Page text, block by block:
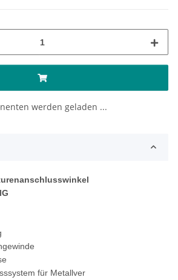
werden geladen ...
für Metallver